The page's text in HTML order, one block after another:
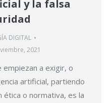
y la falsa
DIGITAL
2021
a exigir, o
artificial, partiendo
ética o normativa, es la